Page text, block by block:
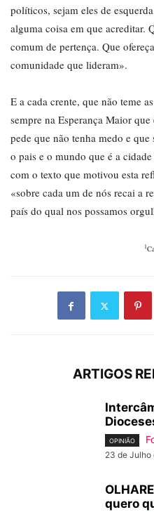
políticos, sejam eles de
alguma coisa em que acreditar.
comum de pertença. Que
comunidade que lideram».
E a cada crente, que não teme
sempre na Esperança Maior
pede que não tenha medo e
o pais e o mundo que é a
com o texto que motivou esta
«sobre cada um de nós recai a
país do qual nos possamos
1
ARTIGOS
OPINIÃO
23 de Julho
quero